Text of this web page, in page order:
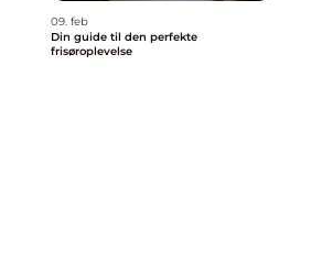
09. feb
Din guide til den perfekte
frisøroplevelse